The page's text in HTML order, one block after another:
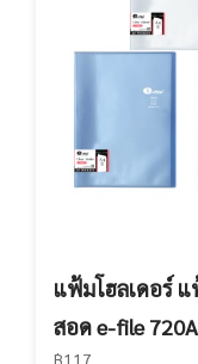
แฟ้มโฮลเดอร์
สอด e-file 720A
฿117